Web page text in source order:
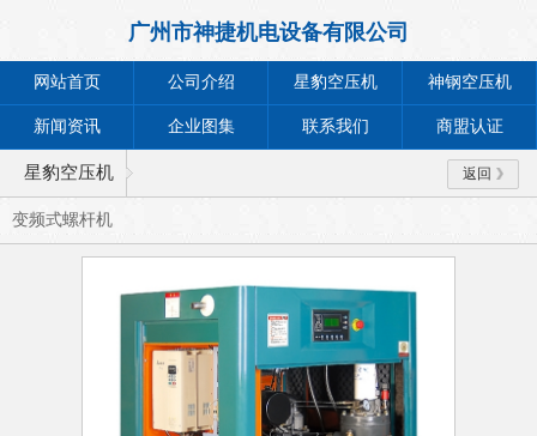
广州市神捷机电设备有限公司
网站首页 公司介绍 星豹空压机 神钢空压机
新闻资讯 企业图集 联系我们 商盟认证
星豹空压机 返回
变频式螺杆机